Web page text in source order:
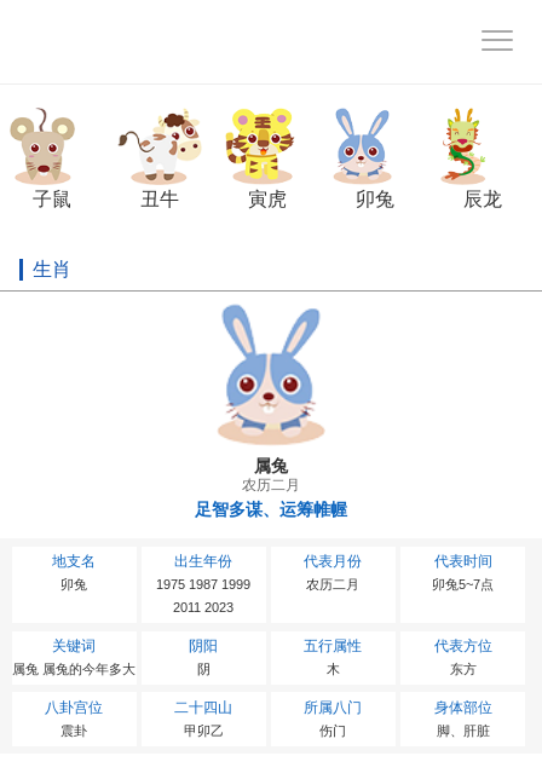
子鼠 丑牛 寅虎 卯兔 辰龙
生肖
属兔
农历二月
足智多谋、运筹帷幄
地支名
卯兔
出生年份
1975 1987 1999
2011 2023
代表月份
农历二月
代表时间
卯兔5~7点
关键词
属兔 属兔的今年多大
阴阳
阴
五行属性
木
代表方位
东方
八卦宫位
震卦
二十四山
甲卯乙
所属八门
伤门
身体部位
脚、肝脏